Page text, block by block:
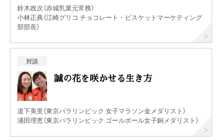
鈴木政次（赤城乳業元常務）
小林正典（江崎グリコ チョコレート・ビスケットマーケティング
部部長）
対談
誠の花を咲かせる生き方
道下美里（東京パラリンピック 女子マラソン金メダリスト）
浦田理恵（東京パラリンピック ゴールボール女子銅メダリスト）